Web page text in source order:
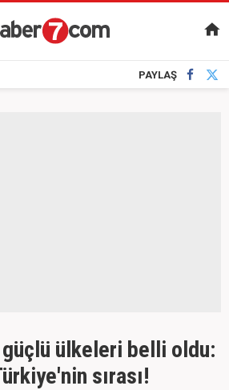
PAYLAŞ
güçlü ülkeleri belli oldu:
sırası!